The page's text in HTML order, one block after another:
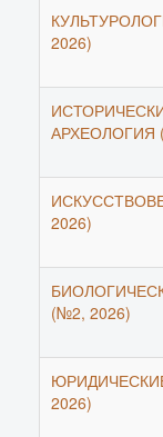
2026)
АРХЕОЛОГИЯ
2026)
(№2, 2026)
2026)